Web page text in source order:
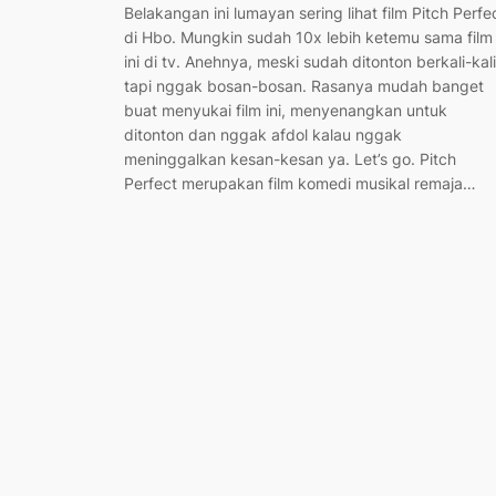
Belakangan ini lumayan sering lihat film Pitch
di Hbo. Mungkin sudah 10x lebih ketemu sama film
ini di tv. Anehnya, meski sudah ditonton berkali-
tapi nggak bosan-bosan. Rasanya mudah banget
buat menyukai film ini, menyenangkan untuk
ditonton dan nggak afdol kalau nggak
meninggalkan kesan-kesan ya. Let’s go. Pitch
Perfect merupakan film komedi musikal remaja…